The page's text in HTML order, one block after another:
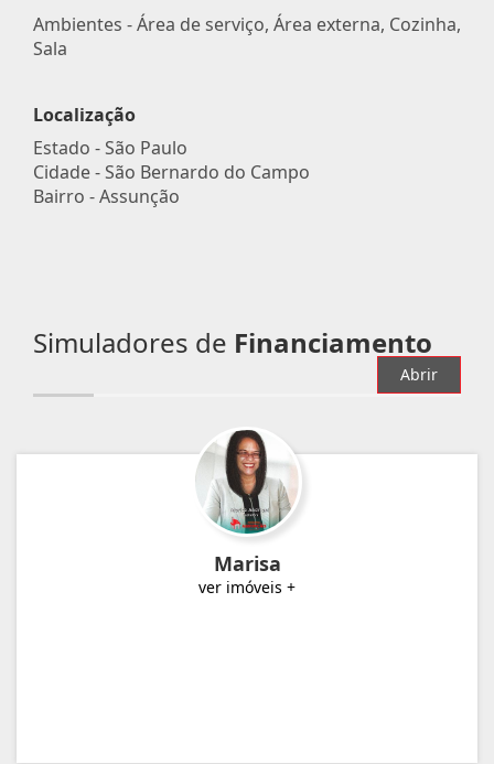
Ambientes - Área de serviço, Área externa, Cozinha,
Sala
Localização
Estado -São Paulo
Cidade -São Bernardo do Campo
Bairro -Assunção
Simuladores de Financiamento
Abrir
Marisa
ver imóveis +